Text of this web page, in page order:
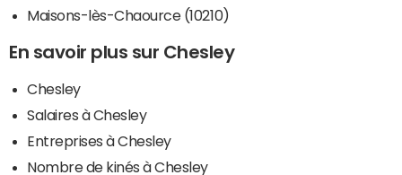
Maisons-lès-Chaource (10210)
En savoir plus sur Chesley
Chesley
Salaires à Chesley
Entreprises à Chesley
Nombre de kinés à Chesley